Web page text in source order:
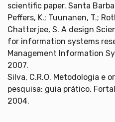
scientific paper. Santa
Peffers, K.; Tuunanen, T.;
Chatterjee, S. A design
for information systems
Management Information
2007.
Silva, C.R.O. Metodologia e
pesquisa: guia prático.
2004.